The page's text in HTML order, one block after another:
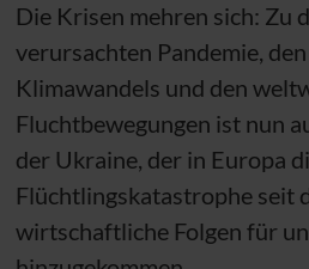
Die Krisen mehren sich: Zu
verursachten Pandemie,
Klimawandels und den
Fluchtbewegungen ist nun
der Ukraine, der in Europa
Flüchtlingskatastrophe seit
wirtschaftliche Folgen für